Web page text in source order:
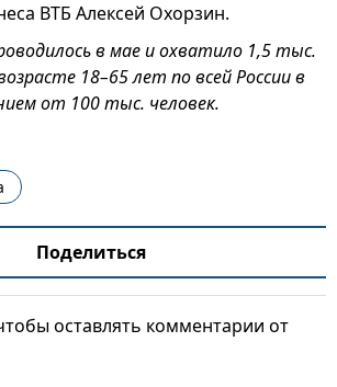
ВТБ Алексей Охорзин.
в мае и охватило 1,5 тыс.
18–65 лет по всей России в
от 100 тыс. человек.
Поделиться
оставлять комментарии от